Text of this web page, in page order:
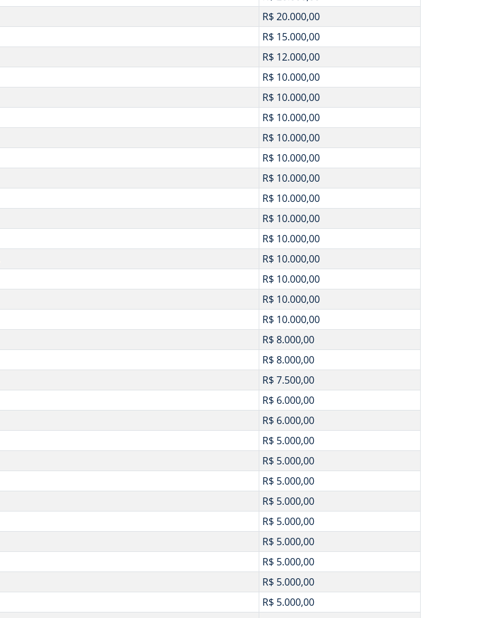
R$ 20.000,00
R$ 15.000,00
R$ 12.000,00
R$ 10.000,00
R$ 10.000,00
R$ 10.000,00
R$ 10.000,00
R$ 10.000,00
R$ 10.000,00
R$ 10.000,00
R$ 10.000,00
R$ 10.000,00
R$ 10.000,00
R$ 10.000,00
R$ 10.000,00
R$ 10.000,00
R$ 8.000,00
R$ 8.000,00
R$ 7.500,00
R$ 6.000,00
R$ 6.000,00
R$ 5.000,00
R$ 5.000,00
R$ 5.000,00
R$ 5.000,00
R$ 5.000,00
R$ 5.000,00
R$ 5.000,00
R$ 5.000,00
R$ 5.000,00